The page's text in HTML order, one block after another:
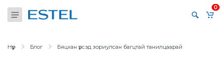
0
Нүүр Блог Бяцхан үрсэд зориулсан багцтай танилцаарай